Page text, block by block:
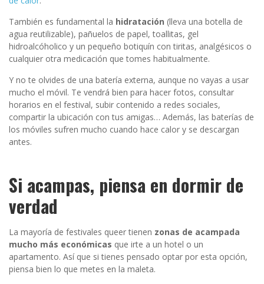
También es fundamental la hidratación (lleva una botella de
agua reutilizable), pañuelos de papel, toallitas, gel
hidroalcóholico y un pequeño botiquín con tiritas, analgésicos o
cualquier otra medicación que tomes habitualmente.
Y no te olvides de una batería externa, aunque no vayas a usar
mucho el móvil. Te vendrá bien para hacer fotos, consultar
horarios en el festival, subir contenido a redes sociales,
compartir la ubicación con tus amigas… Además, las baterías de
los móviles sufren mucho cuando hace calor y se descargan
antes.
Si acampas, piensa en dormir de
verdad
La mayoría de festivales queer tienen zonas de acampada
mucho más económicas que irte a un hotel o un
apartamento. Así que si tienes pensado optar por esta opción,
piensa bien lo que metes en la maleta.